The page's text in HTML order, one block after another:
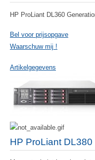
HP ProLiant DL360
Bel voor prijsopgave
Waarschuw mij !
Artikelgegevens
HP ProLiant DL380